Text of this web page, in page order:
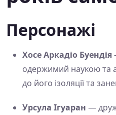
Персонажі
Хосе Аркадіо Буендія
одержимий наукою та
до його ізоляції та
Урсула Ігуаран —